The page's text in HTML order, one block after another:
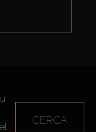
reservados
Mapa del sitio
CERCA